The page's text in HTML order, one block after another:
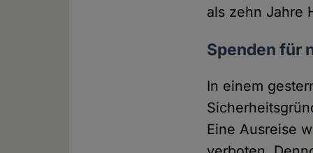
als zehn Jahre
Spenden für
In einem
Eine Ausreise